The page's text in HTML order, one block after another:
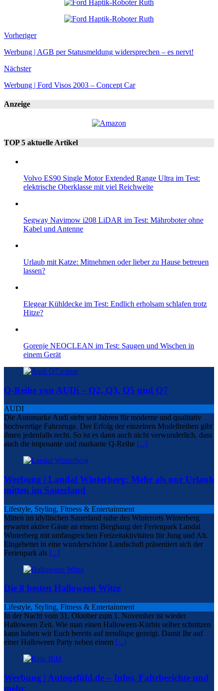
Vorheriger
Werbung | AGB per Statusmeldung widersprechen – es nervt!
Nächster
Werbung | Ford Visos 2003 – Concept Car
Anzeige
TOP 5 aktuelle Artikel
Volvo ES90 Single Motor Extended Range Ultra im Test:
elektrische Oberklasse mit viel Reichweite
Segway Navimow i208 LiDAR im Test: Mähroboter ohne
Kabel und Antenne
Urlaub mit Katze: Mitnehmen oder lieber zu Hause betreuen
lassen?
Elegear Kühldecke im Test: Endlich erholsam schlafen trotz
Hitze?
Gorenje NEOCLEAN im Test: Saugen und Wischen in
einem Gerät
Q-Reihe von AUDi – Q2, Q3, Q5 und Q7
AUDI
Die Automarke Audi steht seit Jahren für moderne und qualitativ
hochwertige Fahrzeuge. Der Erfolg der einzelnen Modellreihen gibt
ihnen jedenfalls recht. So ist es dann auch nicht verwunderlich, dass
auch die imposante und markante Q-Reihe [...]
Werbung | Landal Winterberg: Mehr als nur Urlaub
mitten im Sauerland
Lifestyle, Styling, Fitness & Entertainment
Mitten im idyllischen Sauerland nahe des Winterorts Winterberg
erwartet aktive Gäste an einem Berghang der Ferienpark Landal
Winterberg mit umfangreichen Freizeitaktivitäten für Jung und Alt.
Eingebettet in eine wunderschöne Landschaft präsentiert sich der
Ferienpark als [...]
Die 8 besten Halloween Witze
Lifestyle, Styling, Fitness & Entertainment
In der Nacht vom 31. Oktober zum 1. November ist wieder
Halloween Zeit. Wie man einen Halloween-Kürbis selber schnitzen
kann haben wir Euch bereits auf trendlupe gezeigt. Damit Ihr auf
einer Halloween Party neben einem [...]
Werbung | Autogefühl.de – Infos, Fahrberichte und
mehr